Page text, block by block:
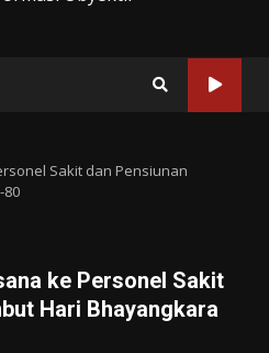
Sakit dan Pensiunan
80
ke Personel Sakit
Hari Bhayangkara